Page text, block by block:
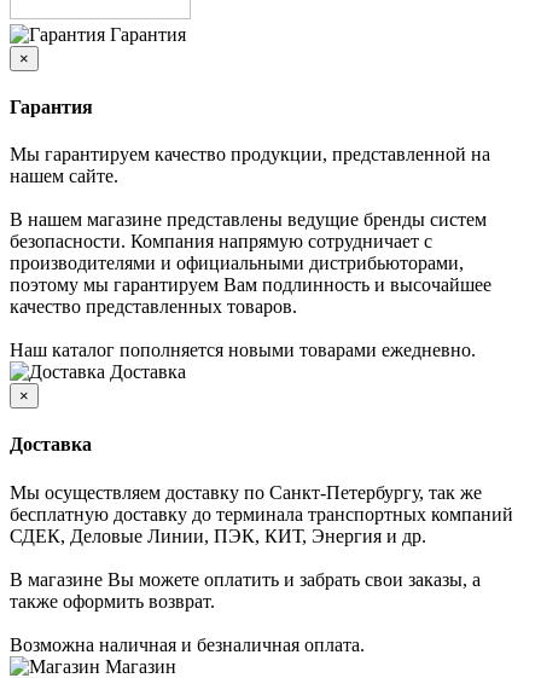
Гарантия
×
Гарантия
Мы гарантируем качество продукции, представленной на
нашем сайте.
В нашем магазине представлены ведущие бренды систем
безопасности. Компания напрямую сотрудничает с
производителями и официальными дистрибьюторами,
поэтому мы гарантируем Вам подлинность и высочайшее
качество представленных товаров.
Наш каталог пополняется новыми товарами ежедневно.
Доставка
×
Доставка
Мы осуществляем доставку по Санкт-Петербургу, так же
бесплатную доставку до терминала транспортных компаний
СДЕК, Деловые Линии, ПЭК, КИТ, Энергия и др.
В магазине Вы можете оплатить и забрать свои заказы, а
также оформить возврат.
Возможна наличная и безналичная оплата.
Магазин